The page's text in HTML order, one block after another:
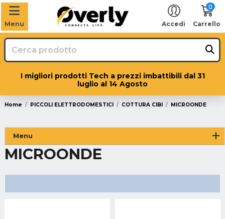
Menu Accedi
0
Carrello
I migliori prodotti Tech a prezzi imbattibili dal 31
luglio al 14 Agosto
Home PICCOLI ELETTRODOMESTICI COTTURA CIBI MICROONDE
MICROONDE
Menu